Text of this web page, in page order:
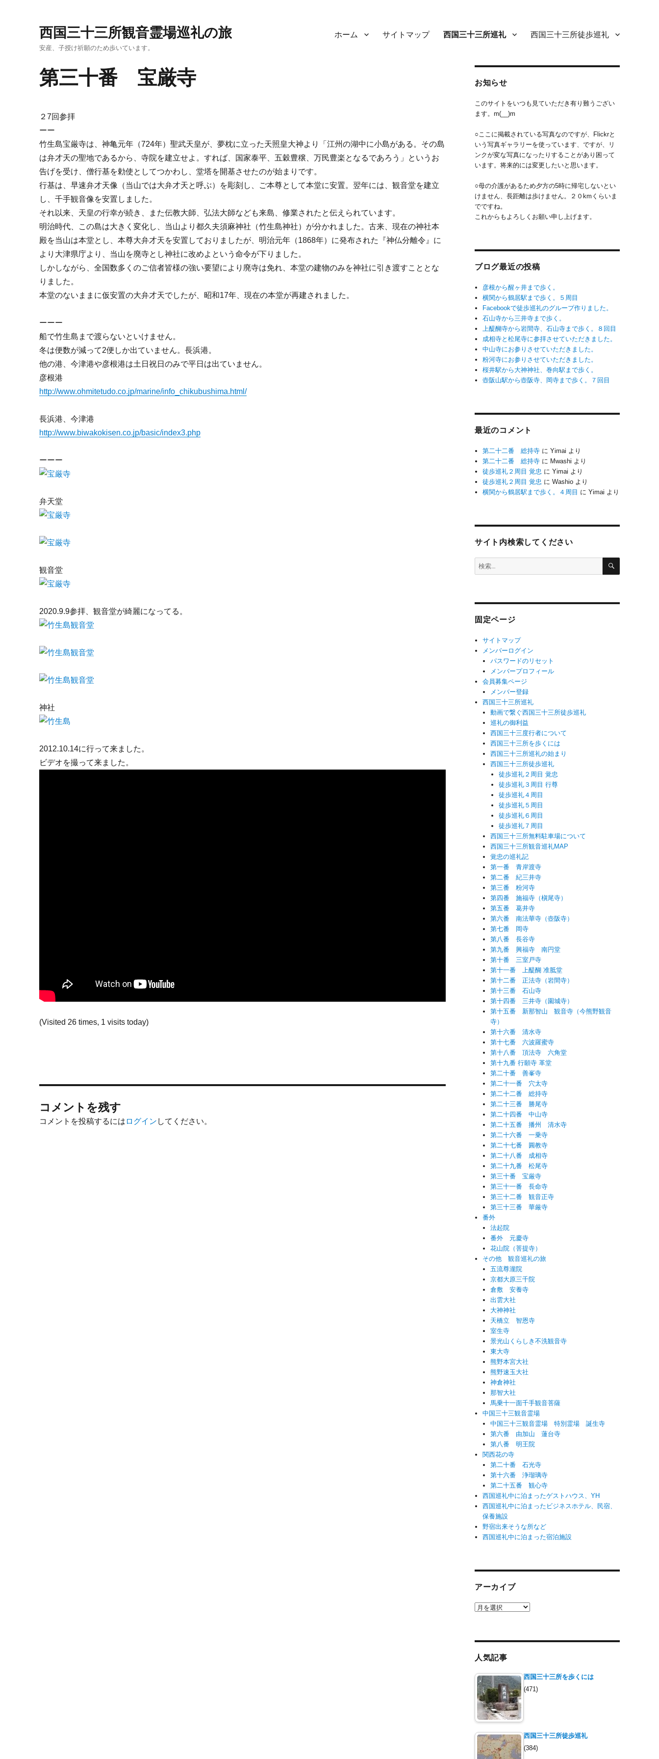
西国三十三所観音霊場巡礼の旅
安産、子授け祈願のため歩いています。
ホーム サイトマップ 西国三十三所巡礼 西国三十三所徒歩巡礼
第三十番 宝厳寺
２7回参拝
ーー
竹生島宝厳寺は、神亀元年（724年）聖武天皇が、夢枕に立った天照皇大神より「江州の湖中に小島がある。その島
は弁才天の聖地であるから、寺院を建立せよ。すれば、国家泰平、五穀豊穣、万民豊楽となるであろう」というお
告げを受け、僧行基を勅使としてつかわし、堂塔を開基させたのが始まりです。
行基は、早速弁才天像（当山では大弁才天と呼ぶ）を彫刻し、ご本尊として本堂に安置。翌年には、観音堂を建立
し、千手観音像を安置しました。
それ以来、天皇の行幸が続き、また伝教大師、弘法大師なども来島、修業されたと伝えられています。
明治時代、この島は大きく変化し、当山より都久夫須麻神社（竹生島神社）が分かれました。古来、現在の神社本
殿を当山は本堂とし、本尊大弁才天を安置しておりましたが、明治元年（1868年）に発布された『神仏分離令』に
より大津県庁より、当山を廃寺とし神社に改めよという命令が下りました。
しかしながら、全国数多くのご信者皆様の強い要望により廃寺は免れ、本堂の建物のみを神社に引き渡すこととな
りました。
本堂のないままに仮安置の大弁才天でしたが、昭和17年、現在の本堂が再建されました。
ーーー
船で竹生島まで渡らないといけません。
冬は便数が減って2便しか出ていません。長浜港。
他の港、今津港や彦根港は土日祝日のみで平日は出ていません。
彦根港
http://www.ohmitetudo.co.jp/marine/info_chikubushima.html/
長浜港、今津港
http://www.biwakokisen.co.jp/basic/index3.php
ーーー
弁天堂
観音堂
2020.9.9参拝、観音堂が綺麗になってる。
神社
2012.10.14に行って来ました。
ビデオを撮って来ました。
(Visited 26 times, 1 visits today)
コメントを残す
コメントを投稿するには ログイン してください。
お知らせ
このサイトをいつも見ていただき有り難うござい
ます。m(__)m
○ここに掲載されている写真なのですが、Flickrと
いう写真ギャラリーを使っています、ですが、リ
ンクが変な写真になったりすることがあり困って
います。将来的には変更したいと思います。
○母の介護があるため夕方の5時に帰宅しないとい
けません、長距離は歩けません。２０kmくらいま
でですね。
これからもよろしくお願い申し上げます。
ブログ最近の投稿
彦根から醒ヶ井まで歩く。
横関から鶴居駅まで歩く。５周目
Facebookで徒歩巡礼のグループ作りました。
石山寺から三井寺まで歩く。
上醍醐寺から岩間寺、石山寺まで歩く。８回目
成相寺と松尾寺に参拝させていただきました。
中山寺にお参りさせていただきました。
粉河寺にお参りさせていただきました。
桜井駅から大神神社、巻向駅まで歩く。
壺阪山駅から壺阪寺、岡寺まで歩く。７回目
最近のコメント
第二十二番 総持寺 にYimai より
第二十二番 総持寺 に Mwashi より
徒歩巡礼２周目 覚忠 にYimai より
徒歩巡礼２周目 覚忠 にWashio より
横関から鶴居駅まで歩く。４周目 にYimai より
サイト内検索してください
検
索:
検
固定ページ
サイトマップ
メンバーログイン
パスワードのリセット
メンバープロフィール
会員募集ページ
メンバー登録
西国三十三所巡礼
動画で繋ぐ西国三十三所徒歩巡礼
巡礼の御利益
西国三十三度行者について
西国三十三所を歩くには
西国三十三所巡礼の始まり
西国三十三所徒歩巡礼
徒歩巡礼２周目 覚忠
徒歩巡礼３周目 行尊
徒歩巡礼４周目
徒歩巡礼５周目
徒歩巡礼６周目
徒歩巡礼７周目
西国三十三所無料駐車場について
西国三十三所観音巡礼MAP
覚忠の巡礼記
第一番 青岸渡寺
第二番 紀三井寺
第三番 粉河寺
第四番 施福寺（槇尾寺）
第五番 葛井寺
第六番 南法華寺（壺阪寺）
第七番 岡寺
第八番 長谷寺
第九番 興福寺 南円堂
第十番 三室戸寺
第十一番 上醍醐 准胝堂
第十二番 正法寺（岩間寺）
第十三番 石山寺
第十四番 三井寺（園城寺）
第十五番 新那智山 観音寺（今熊野観音
寺）
第十六番 清水寺
第十七番 六波羅蜜寺
第十八番 頂法寺 六角堂
第十九番 行願寺 革堂
第二十番 善峯寺
第二十一番 穴太寺
第二十二番 総持寺
第二十三番 勝尾寺
第二十四番 中山寺
第二十五番 播州 清水寺
第二十六番 一乗寺
第二十七番 圓教寺
第二十八番 成相寺
第二十九番 松尾寺
第三十番 宝厳寺
第三十一番 長命寺
第三十二番 観音正寺
第三十三番 華厳寺
番外
法起院
番外 元慶寺
花山院（菩提寺）
その他 観音巡礼の旅
五流尊瀧院
京都大原三千院
倉敷 安養寺
出雲大社
大神神社
天橋立 智恩寺
室生寺
景光山くらしき不洗観音寺
東大寺
熊野本宮大社
熊野速玉大社
神倉神社
那智大社
馬乗十一面千手観音菩薩
中国三十三観音霊場
中国三十三観音霊場 特別霊場 誕生寺
第六番 由加山 蓮台寺
第八番 明王院
関西花の寺
第二十番 石光寺
第十六番 浄瑠璃寺
第二十五番 観心寺
西国巡礼中に泊まったゲストハウス、YH
西国巡礼中に泊まったビジネスホテル、民宿、
保養施設
野宿出来そうな所など
西国巡礼中に泊まった宿泊施設
アーカイブ
ア
人気記事
西国三十三所を歩くには
(471)
西国三十三所徒歩巡礼
(384)